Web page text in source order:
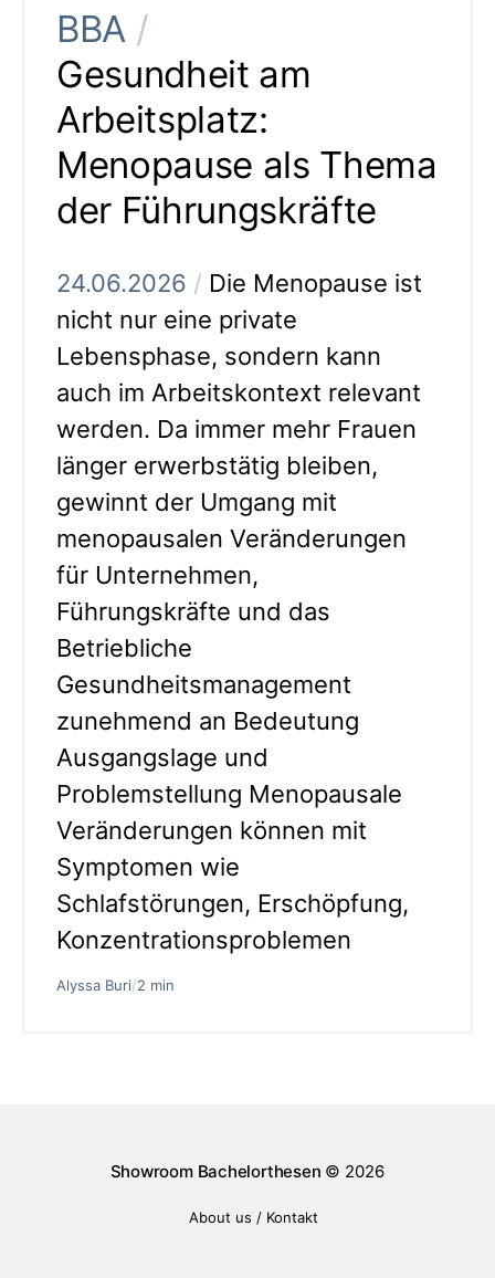
BBA /
Gesundheit am
Arbeitsplatz:
Menopause als Thema
der Führungskräfte
24.06.2026 / Die Menopause ist
nicht nur eine private
Lebensphase, sondern kann
auch im Arbeitskontext relevant
werden. Da immer mehr Frauen
länger erwerbstätig bleiben,
gewinnt der Umgang mit
menopausalen Veränderungen
für Unternehmen,
Führungskräfte und das
Betriebliche
Gesundheitsmanagement
zunehmend an Bedeutung
Ausgangslage und
Problemstellung Menopausale
Veränderungen können mit
Symptomen wie
Schlafstörungen, Erschöpfung,
Konzentrationsproblemen
Alyssa Buri/2 min
Showroom Bachelorthesen © 2026
About us / Kontakt